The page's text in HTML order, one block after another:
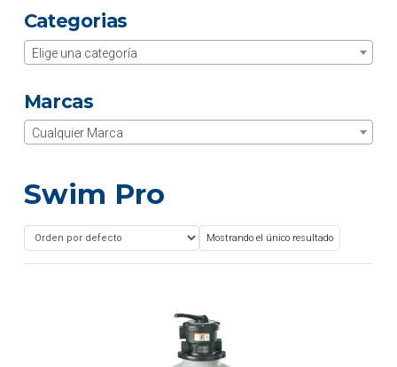
Categorias
Elige una categoría
Marcas
Cualquier Marca
Swim Pro
Mostrando el único resultado